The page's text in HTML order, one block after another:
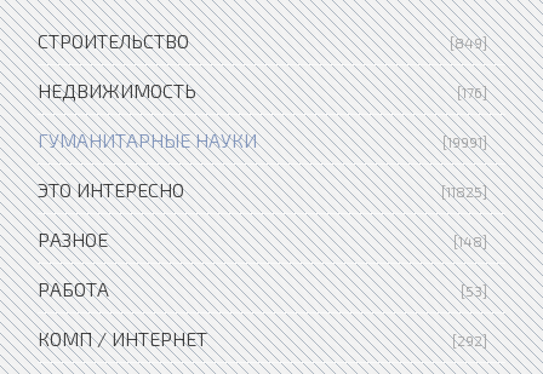
СТРОИТЕЛЬСТВО [849]
НЕДВИЖИМОСТЬ [176]
ГУМАНИТАРНЫЕ НАУКИ [19991]
ЭТО ИНТЕРЕСНО [11825]
РАЗНОЕ [148]
РАБОТА [53]
КОМП / ИНТЕРНЕТ [292]